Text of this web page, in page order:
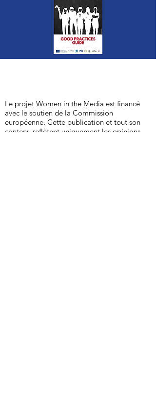
Le projet Women in the Media est financé
avec le soutien de la Commission
européenne. Cette publication et tout son
contenu reflètent uniquement les opinions